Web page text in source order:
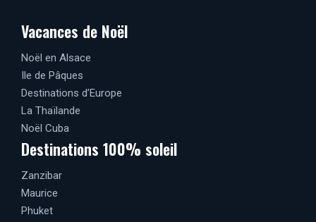
Vacances de Noël
Noël en Alsace
Ile de Pâques
Destinations d’Europe
La Thaïlande
Noël Cuba
Destinations 100% soleil
Zanzibar
Maurice
Phuket